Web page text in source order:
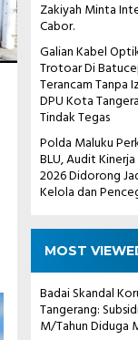
Zakiyah Minta
Cabor.
Galian Kabel
Trotoar Di
Terancam Tanpa
DPU Kota
Tindak Tegas
Polda Maluku
BLU, Audit
2026 Didorong
Kelola dan
MOST
Badai Skandal
Tangerang:
M/Tahun Diduga